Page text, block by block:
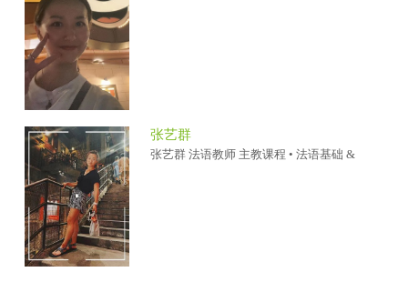
张艺群
张艺群 法语教师 主教课程 • 法语基础 &